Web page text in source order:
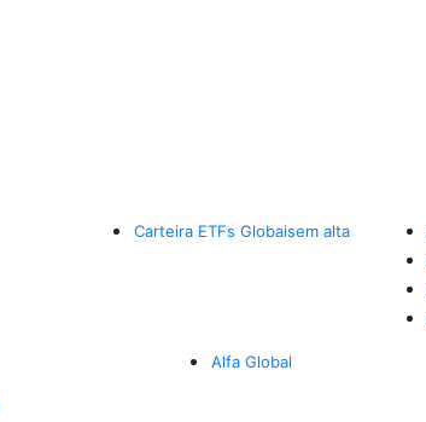
Carteira ETFs Globaisem alta
Alfa Global